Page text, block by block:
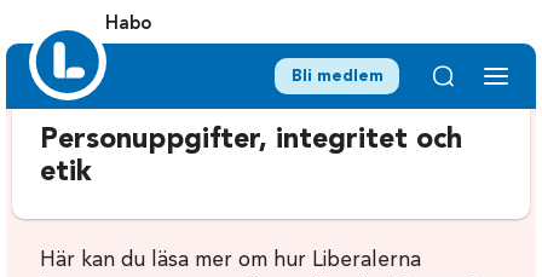
Habo
Bli medlem
Personuppgifter, integritet och
etik
Här kan du läsa mer om hur Liberalerna